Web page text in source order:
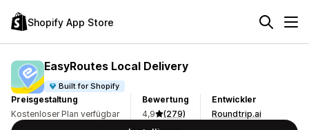
Shopify App Store
EasyRoutes Local Delivery
Built for Shopify
Preisgestaltung
Kostenloser Plan verfügbar
Bewertung
4,9
(279)
Entwickler
Roundtrip.ai